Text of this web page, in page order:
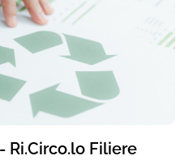
Ri.Circo.lo Filiere